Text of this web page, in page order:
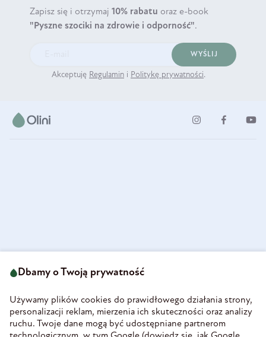
Zapisz się i otrzymaj 10% rabatu oraz e-book
"Pyszne szociki na zdrowie i odporność".
WYŚLIJ
Akceptuję Regulamin i Politykę prywatności.
58-160 Świebodzice
REGON 890213034
INFORMACJE
Dbamy o Twoją prywatność
Używamy plików cookies do prawidłowego działania strony,
personalizacji reklam, mierzenia ich skuteczności oraz analizy
ruchu. Twoje dane mogą być udostępniane partnerom